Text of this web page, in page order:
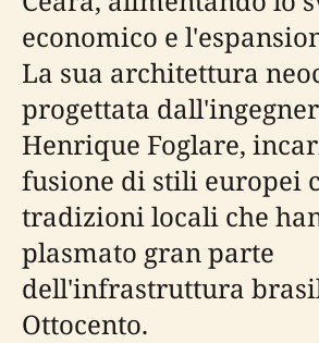
economico e
La sua architettura
progettata
Henrique Foglare,
fusione di stili europei
tradizioni locali che
plasmato gran parte
dell'infrastruttura
Ottocento.